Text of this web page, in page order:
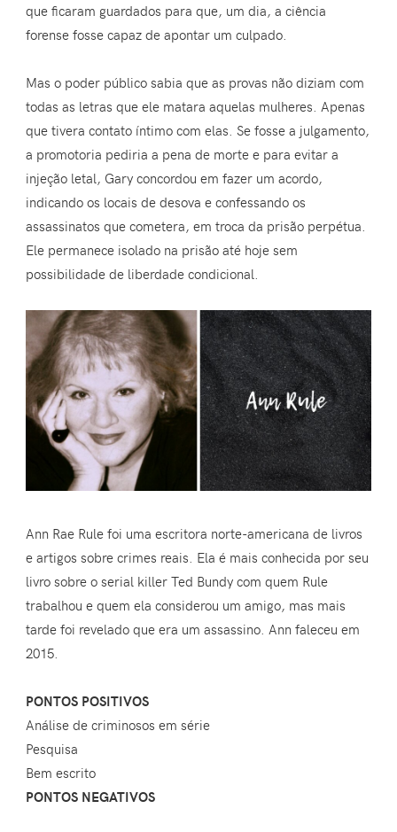
que ficaram guardados para que, um dia, a ciência
forense fosse capaz de apontar um culpado.
Mas o poder público sabia que as provas não diziam com
todas as letras que ele matara aquelas mulheres. Apenas
que tivera contato íntimo com elas. Se fosse a julgamento,
a promotoria pediria a pena de morte e para evitar a
injeção letal, Gary concordou em fazer um acordo,
indicando os locais de desova e confessando os
assassinatos que cometera, em troca da prisão perpétua.
Ele permanece isolado na prisão até hoje sem
possibilidade de liberdade condicional.
Ann Rae Rule foi uma escritora norte-americana de livros
e artigos sobre crimes reais. Ela é mais conhecida por seu
livro sobre o serial killer Ted Bundy com quem Rule
trabalhou e quem ela considerou um amigo, mas mais
tarde foi revelado que era um assassino. Ann faleceu em
2015.
PONTOS POSITIVOS
Análise de criminosos em série
Pesquisa
Bem escrito
PONTOS NEGATIVOS